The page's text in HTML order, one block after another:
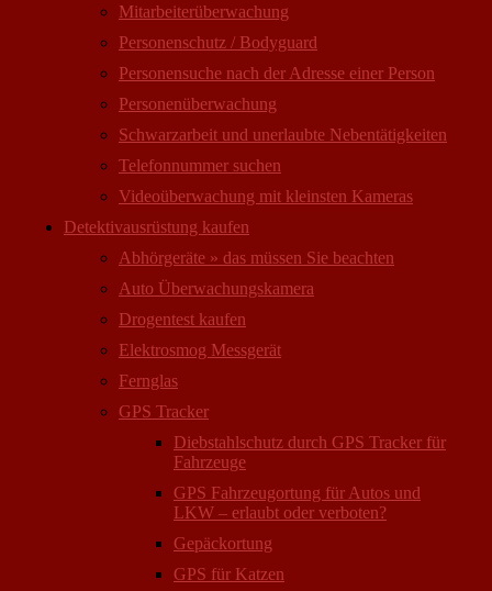
Mitarbeiter­überwachung
Personenschutz / Bodyguard
Personensuche nach der Adresse einer Person
Personen­überwachung
Schwarzarbeit und unerlaubte Nebentätigkeiten
Telefonnummer suchen
Videoüberwachung mit kleinsten Kameras
Detektivausrüstung kaufen
Abhörgeräte » das müssen Sie beachten
Auto Überwachungs­kamera
Drogentest kaufen
Elektrosmog Messgerät
Fernglas
GPS Tracker
Diebstahlschutz durch GPS Tracker für
Fahrzeuge
GPS Fahrzeugortung für Autos und
LKW – erlaubt oder verboten?
Gepäckortung
GPS für Katzen